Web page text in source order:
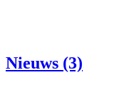
Nieuws (3)